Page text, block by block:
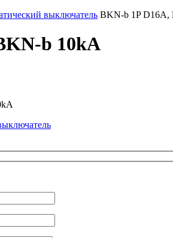
выключатель BKN-b 1P D16A,
b 10kA